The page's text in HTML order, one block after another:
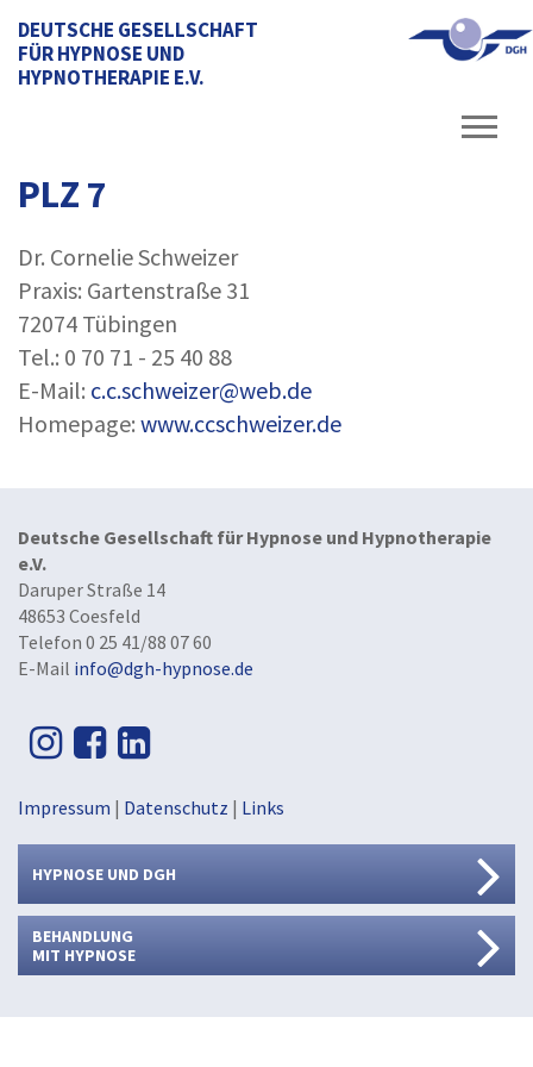
DEUTSCHE GESELLSCHAFT
FÜR HYPNOSE UND
HYPNOTHERAPIE E.V.
PLZ 7
Dr. Cornelie Schweizer
Praxis: Gartenstraße 31
72074 Tübingen
Tel.: 0 70 71 - 25 40 88
E-Mail: c.c.schweizer@web.de
Homepage: www.ccschweizer.de
Deutsche Gesellschaft für Hypnose und Hypnotherapie
e.V.
Daruper Straße 14
48653 Coesfeld
Telefon 0 25 41/88 07 60
E-Mail info@dgh-hypnose.de
Impressum | Datenschutz | Links
HYPNOSE UND DGH
BEHANDLUNG
MIT HYPNOSE